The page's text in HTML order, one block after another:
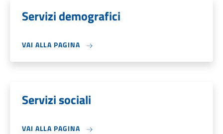
Servizi demografici
VAI ALLA PAGINA
Servizi sociali
VAI ALLA PAGINA